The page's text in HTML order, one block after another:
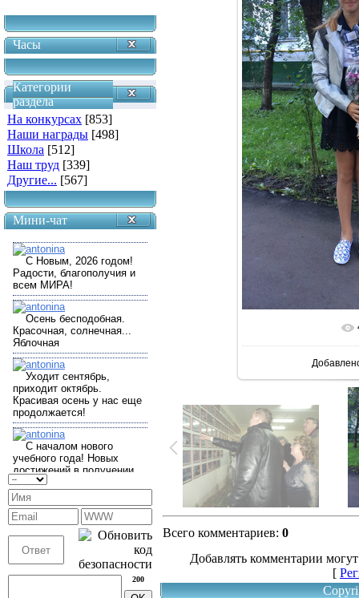
Часы
Категории
раздела
На конкурсах [853]
Наши награды [498]
Школа [512]
Наш труд [339]
Другие... [567]
Мини-чат
200
В
Всего комментариев: 0
Добавлять комментарии
[